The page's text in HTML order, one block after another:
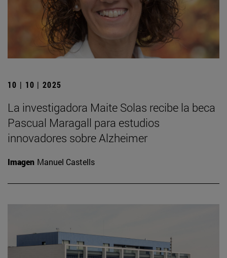
10 | 10 | 2025
La investigadora Maite Solas recibe la beca
Pascual Maragall para estudios
innovadores sobre Alzheimer
Imagen Manuel Castells